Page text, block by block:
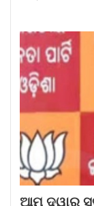
ଆମ ଦ୍ୱାର